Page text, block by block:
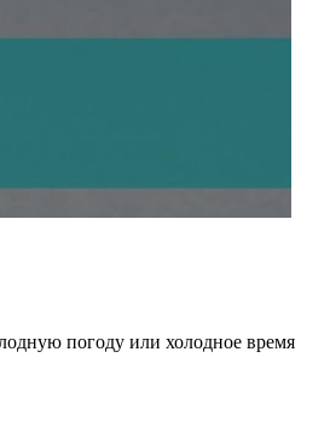
погоду или холодное время